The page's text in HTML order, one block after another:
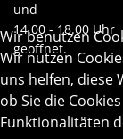
und
14.00 - 18.00 Uhr
geöffnet.
Wir benutzen
Wir nutzen
uns helfen, diese
ob Sie die
Funktionalitäten